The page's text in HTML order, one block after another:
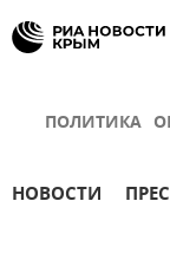
ПОЛИТИКА
НОВОСТИ